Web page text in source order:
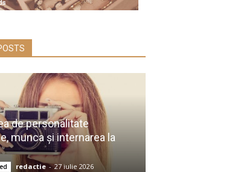
de personalitate
munca și internarea la
redactie - 27 iulie 2026